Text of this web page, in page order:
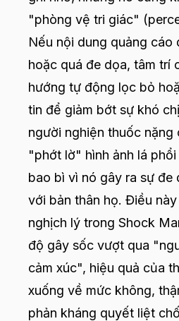
"phòng vệ tri giác"
Nếu nội dung quảng cáo
hoặc quá đe dọa, tâm trí
hướng tự động lọc bỏ
tin để giảm bớt sự khó
người nghiện thuốc nặng
"phớt lờ" hình ảnh lá
bao bì vì nó gây ra sự đe
với bản thân họ. Điều
nghịch lý trong Shock
độ gây sốc vượt qua
cảm xúc", hiệu quả của
xuống về mức không,
phản kháng quyết liệt